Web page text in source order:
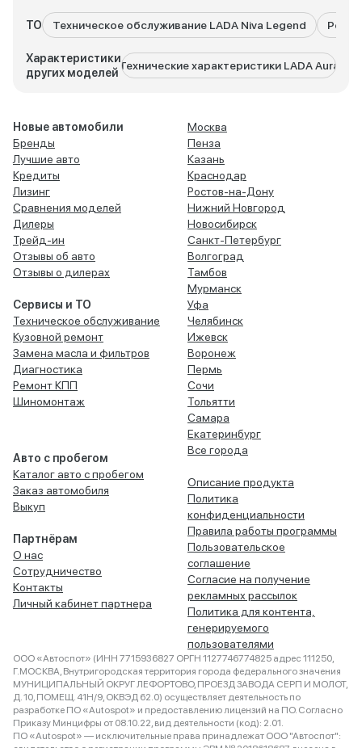
ТО Техническое обслуживание LADA Niva Legend
Характеристики
других моделей
Технические характеристики LADA Aura
Новые автомобили
Бренды
Лучшие авто
Кредиты
Лизинг
Сравнения моделей
Дилеры
Трейд-ин
Отзывы об авто
Отзывы о дилерах
Сервисы и ТО
Техническое обслуживание
Кузовной ремонт
Замена масла и фильтров
Диагностика
Ремонт КПП
Шиномонтаж
Авто с пробегом
Каталог авто с пробегом
Заказ автомобиля
Выкуп
Партнёрам
О нас
Сотрудничество
Контакты
Личный кабинет партнера
Москва
Пенза
Казань
Краснодар
Ростов-на-Дону
Нижний Новгород
Новосибирск
Санкт-Петербург
Волгоград
Тамбов
Мурманск
Уфа
Челябинск
Ижевск
Воронеж
Пермь
Сочи
Тольятти
Самара
Екатеринбург
Все города
Описание продукта
Политика
конфиденциальности
Правила работы программы
Пользовательское
соглашение
Согласие на получение
рекламных рассылок
Политика для контента,
генерируемого
пользователями
ООО «Автоспот» (ИНН 7715936827 ОРГН 1127746774825 адрес 111250,
Г.МОСКВА, Внутригородская территория города федерального значения
МУНИЦИПАЛЬНЫЙ ОКРУГ ЛЕФОРТОВО, ПРОЕЗД ЗАВОДА СЕРП И МОЛОТ,
Д. 10, ПОМЕЩ. 41Н/9, ОКВЭД 62.0) осуществляет деятельность по
разработке ПО «Autospot» и предоставлению лицензий на ПО. Согласно
Приказу Минцифры от 08.10.22, вид деятельности (код): 2.01.
ПО «Autospot» — исключительные права принадлежат ООО "Автоспот":